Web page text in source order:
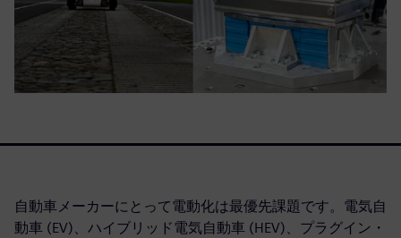
自動車メーカーにとって電動化は最優先課題です。電気自
動車 (EV)、ハイブリッド電気自動車 (HEV)、プラグイン・